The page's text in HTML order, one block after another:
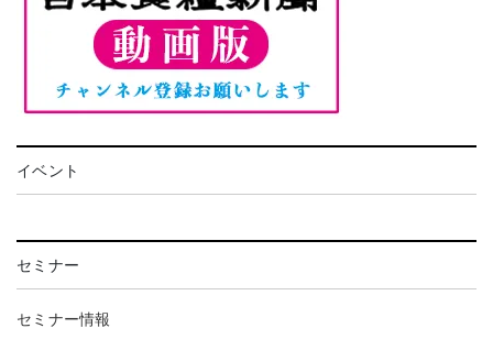
イベント
セミナー
セミナー情報